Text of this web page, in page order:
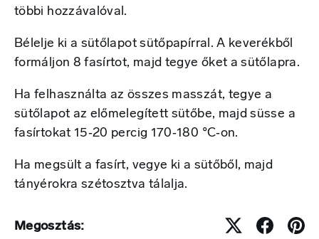
többi hozzávalóval.
Bélelje ki a sütőlapot sütőpapírral. A keverékből
formáljon 8 fasírtot, majd tegye őket a sütőlapra.
Ha felhasználta az összes masszát, tegye a
sütőlapot az előmelegített sütőbe, majd süsse a
fasírtokat 15‑20 percig 170‑180 °C‑on.
Ha megsült a fasírt, vegye ki a sütőből, majd
tányérokra szétosztva tálalja.
Megosztás: